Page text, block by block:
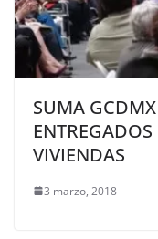
SUMA
VIVIENDAS
3 marzo, 2018